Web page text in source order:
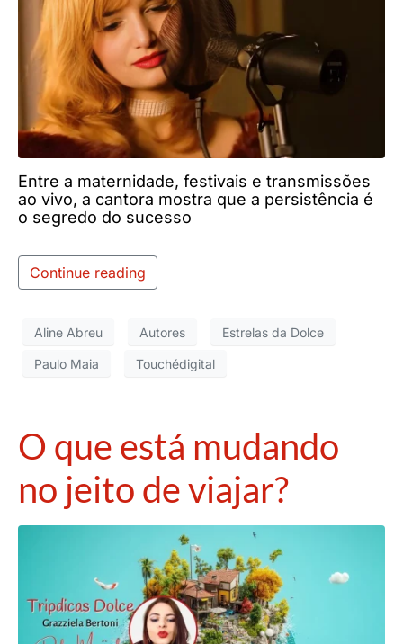
Entre a maternidade, festivais e transmissões
ao vivo, a cantora mostra que a persistência é
o segredo do sucesso
Continue reading
Aline Abreu Autores Estrelas da Dolce
Paulo Maia Touchédigital
O que está mudando
no jeito de viajar?